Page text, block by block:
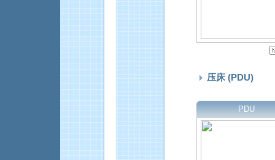
压床 (PDU)
PDU